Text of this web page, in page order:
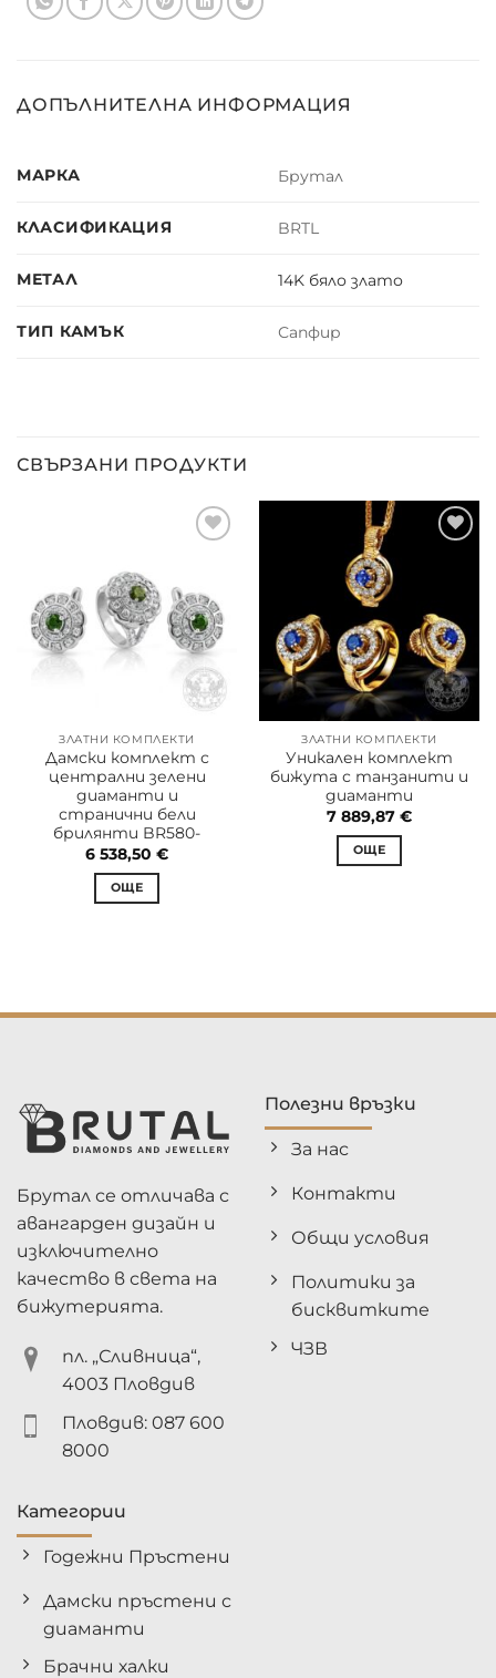
ДОПЪЛНИТЕЛНА ИНФОРМАЦИЯ
МАРКА Брутал
КЛАСИФИКАЦИЯ BRTL
МЕТАЛ 14K бяло злато
ТИП КАМЪК Сапфир
СВЪРЗАНИ ПРОДУКТИ
ЗЛАТНИ КОМПЛЕКТИ
Дамски комплект с
централни зелени
диаманти и
странични бели
брилянти BR580-
6 538,50 €
ОЩЕ
ЗЛАТНИ КОМПЛЕКТИ
Уникален комплект
бижута с танзанити и
диаманти
7 889,87 €
ОЩЕ
Брутал се отличава с
авангарден дизайн и
изключително
качество в света на
бижутерията.
пл. „Сливница“,
4003 Пловдив
Пловдив: 087 600
8000
Полезни връзки
За нас
Контакти
Общи условия
Политики за
бисквитките
ЧЗВ
Категории
Годежни Пръстени
Дамски пръстени с
диаманти
Брачни халки